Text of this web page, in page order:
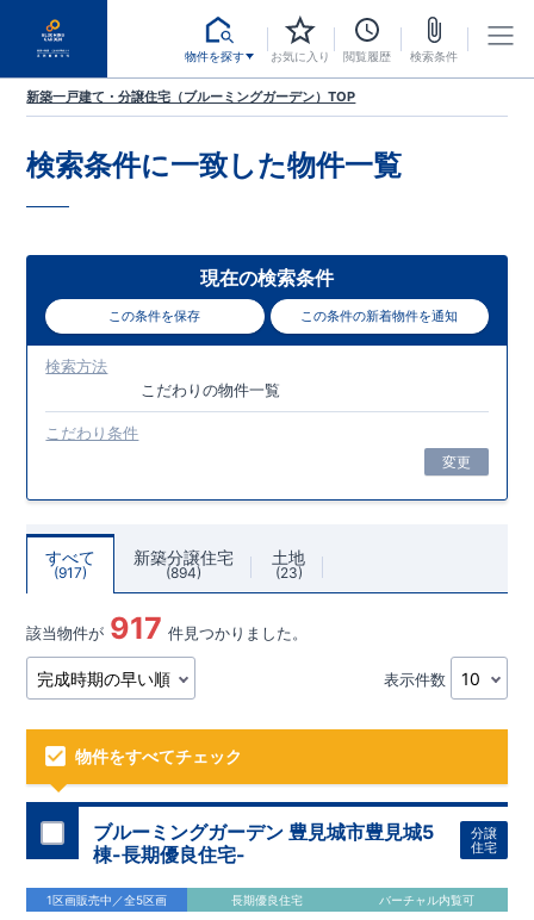
物件を探す お気に入り 閲覧履歴 検索条件
新築一戸建て・分譲住宅（ブルーミングガーデン）TOP
検索条件に一致した物件一覧
現在の検索条件
この条件を保存 この条件の新着物件を通知
検索方法
こだわりの物件一覧
こだわり条件
変更
すべて
917
新築分譲住宅
894
土地
23
該当物件が 917 件見つかりました。
表示件数
物件をすべてチェック
ブルーミングガーデン 豊見城市豊見城5
棟-長期優良住宅-
分譲
住宅
1区画販売中／全5区画 長期優良住宅 バーチャル内覧可